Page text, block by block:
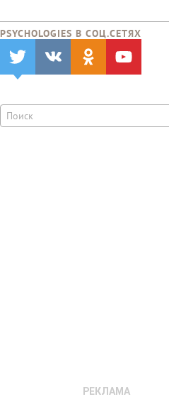
PSYCHOLOGIES В CОЦ.СЕТЯХ